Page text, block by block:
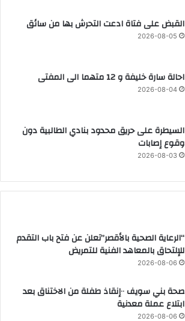
القبض على فتاة ادعت التحرش بها من سائق
2026-08-05
احالة سارة خليفة و 12 متهما الى المفتى
2026-08-04
السيطرة على حريق محدود بنادي الطالبية دون
وقوع إصابات
2026-08-03
“الرعاية الصحية بالأقصر”تعلن عن فتح باب التقدم
للإلتحاق بالمعاهد الفنية للتمريض
2026-08-06
صحة بني سويف ٠٠إنقاذ طفلة من الاختناق بعد
ابتلاع عملة معدنية
2026-08-06